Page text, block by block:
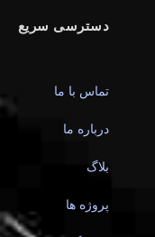
دسترسی سریع
تماس با ما
درباره ما
بلاگ
پروژه ها